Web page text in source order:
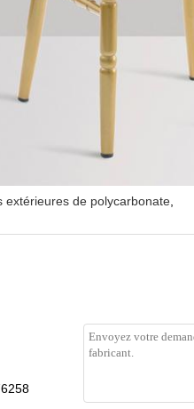
extérieures de polycarbonate